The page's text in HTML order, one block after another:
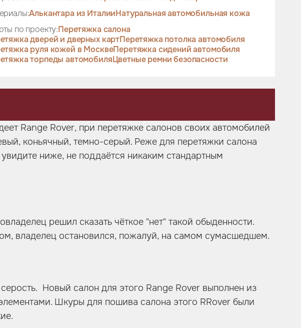
Алькантара из ИталииНатуральная автомобильная кожа
по проекту:Перетяжка салона
дверей и дверных картПеретяжка потолка автомобиля
руля кожей в МосквеПеретяжка сидений автомобиля
торпеды автомобиляЦветные ремни безопасности
Range Rover, при перетяжке салонов своих автомобилей
коньячный, темно-серый. Реже для перетяжки салона
ниже, не поддаётся никаким стандартным
решил сказать чёткое "нет" такой обыденности.
владелец остановился, пожалуй, на самом сумасшедшем.
Новый салон для этого Range Rover выполнен из
Шкуры для пошива салона этого RRover были